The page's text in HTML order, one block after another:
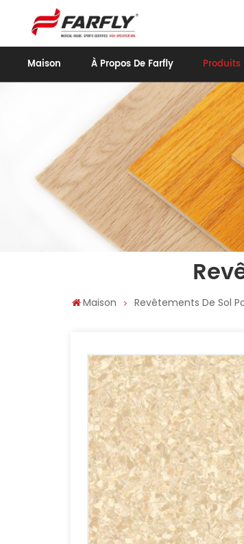
Maison À Propos De Farfly Produits
Maison Revêtements De Sol